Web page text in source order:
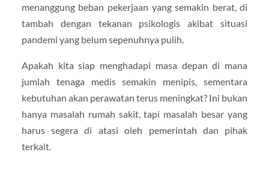
menanggung beban pekerjaan yang semakin berat, di
tambah dengan tekanan psikologis akibat situasi
pandemi yang belum sepenuhnya pulih.
Apakah kita siap menghadapi masa depan di mana
jumlah tenaga medis semakin menipis, sementara
kebutuhan akan perawatan terus meningkat? Ini bukan
hanya masalah rumah sakit, tapi masalah besar yang
harus segera di atasi oleh pemerintah dan pihak
terkait.